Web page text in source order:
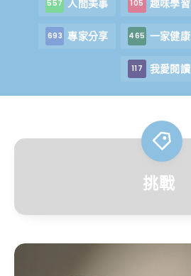
557 人間美事 105 趣味學習
693 專家分享 465 一家健康
117 我愛閱讀
挑戰